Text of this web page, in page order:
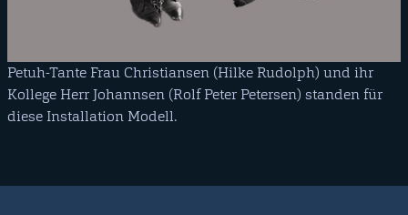
Petuh-Tante Frau Christiansen (Hilke Rudolph) und ihr
Kollege Herr Johannsen (Rolf Peter Petersen) standen für
diese Installation Modell.